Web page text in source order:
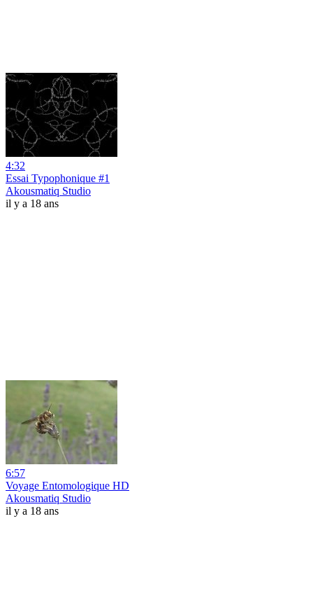
4:32
Essai Typophonique #1
Akousmatiq Studio
il y a 18 ans
6:57
Voyage Entomologique HD
Akousmatiq Studio
il y a 18 ans